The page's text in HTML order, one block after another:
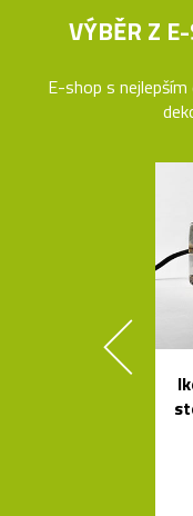
VÝBĚR Z
E-shop s